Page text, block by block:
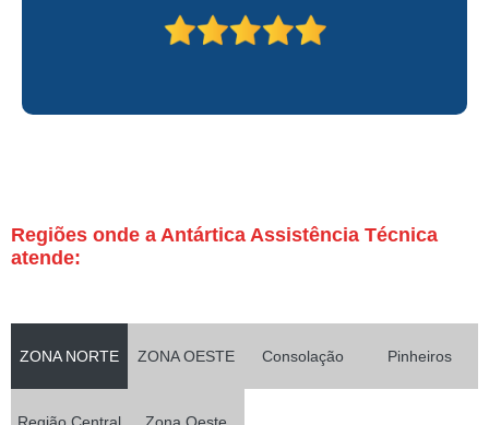
Regiões onde a Antártica Assistência Técnica
atende:
ZONA NORTE ZONA OESTE Consolação Pinheiros